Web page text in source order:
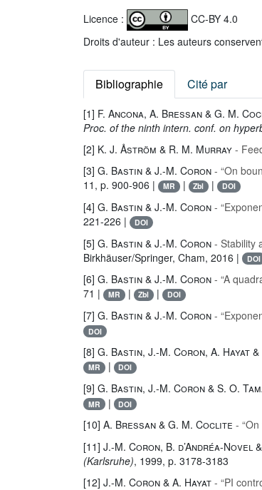
Licence :
CC-BY 4.0
Droits d'auteur : Les auteurs
Bibliographie Cité par
[1] F. Ancona, A. Bressan & G. M.
Proc. of the ninth intern. conf. on
[2] K. J. Åström & R. M. Murray -
[3] G. Bastin & J.-M. Coron - “On
11, p. 900-906 |
MR | Zbl | DOI
[4] G. Bastin & J.-M. Coron -
221-226 |
DOI
[5] G. Bastin & J.-M. Coron - Stability
Birkhäuser/Springer, Cham, 2016 |
DOI
[6] G. Bastin & J.-M. Coron - “A
71 |
MR | Zbl | DOI
[7] G. Bastin & J.-M. Coron -
DOI
[8] G. Bastin, J.-M. Coron, A. Hayat &
MR | DOI
[9] G. Bastin, J.-M. Coron & S. O.
MR | DOI
[10] A. Bressan & G. M. Coclite -
[11] J.-M. Coron, B. d’Andréa-Novel
(Karlsruhe), 1999, p. 3178-3183
[12] J.-M. Coron & A. Hayat - “PI